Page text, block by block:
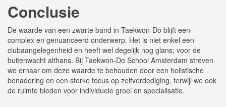
Conclusie
De waarde van een zwarte band in Taekwon-Do blijft een
complex en genuanceerd onderwerp. Het is niet enkel een
clubaangelegenheid en heeft wel degelijk nog glans; voor de
buitenwacht althans. Bij Taekwon-Do School Amsterdam streven
we ernaar om deze waarde te behouden door een holistische
benadering en een sterke focus op zelfverdediging, terwijl we ook
de ruimte bieden voor individuele groei en specialisatie.